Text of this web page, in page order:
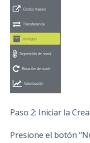
Paso 2: Iniciar la
Presione el botón